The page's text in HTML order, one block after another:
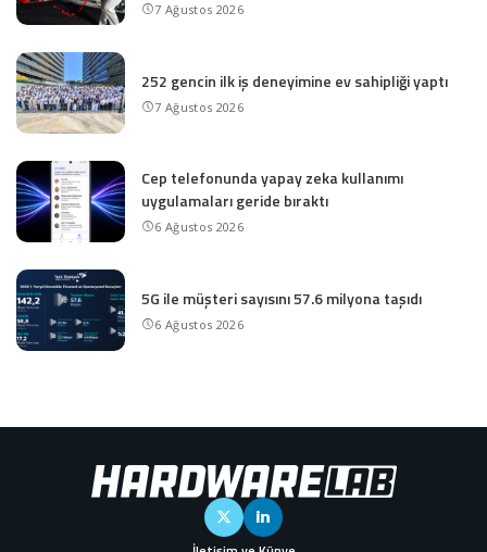
7 Ağustos 2026
252 gencin ilk iş deneyimine ev sahipliği yaptı
7 Ağustos 2026
Cep telefonunda yapay zeka kullanımı
uygulamaları geride bıraktı
6 Ağustos 2026
5G ile müşteri sayısını 57.6 milyona taşıdı
6 Ağustos 2026